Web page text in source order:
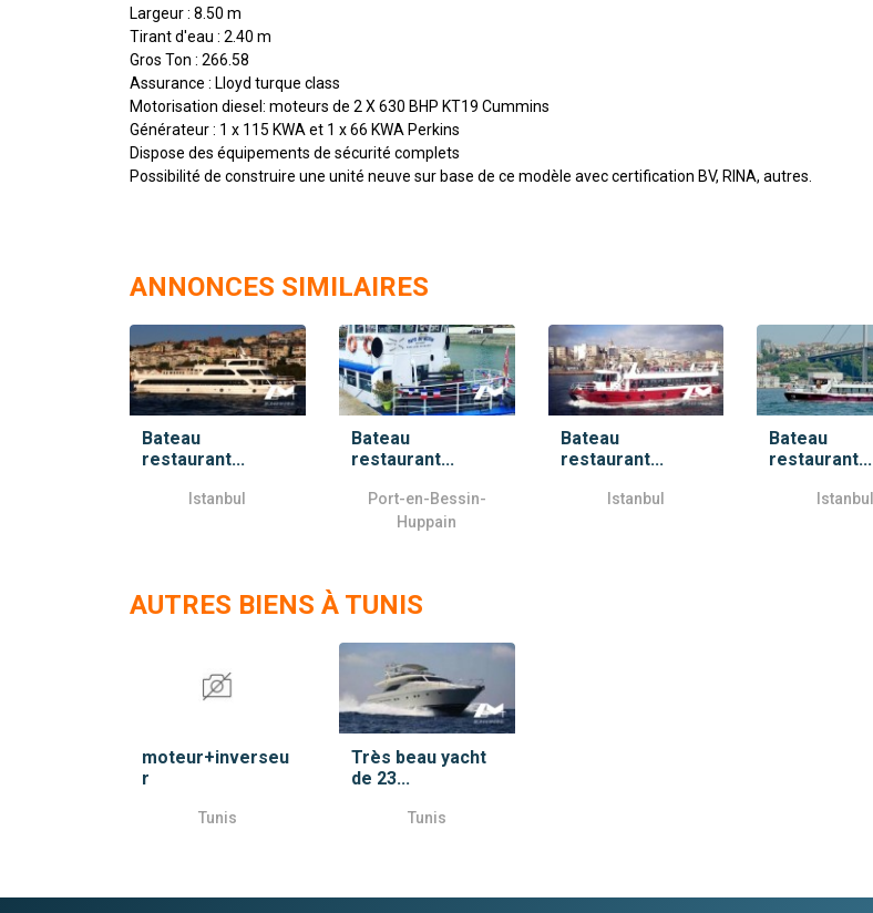
Largeur : 8.50 m
Tirant d'eau : 2.40 m
Gros Ton : 266.58
Assurance : Lloyd turque class
Motorisation diesel: moteurs de 2 X 630 BHP KT19 Cummins
Générateur : 1 x 115 KWA et 1 x 66 KWA Perkins
Dispose des équipements de sécurité complets
Possibilité de construire une unité neuve sur base de ce modèle avec certification BV, RINA, autres.
ANNONCES SIMILAIRES
Bateau
restaurant...
Istanbul
Bateau
restaurant...
Port-en-Bessin-
Huppain
Bateau
restaurant...
Istanbul
Bateau
restaurant...
Istanbul
AUTRES BIENS À TUNIS
moteur+inverseu
r
Tunis
Très beau yacht
de 23...
Tunis